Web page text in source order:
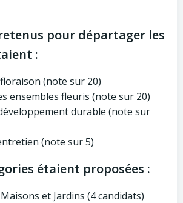
pour départager les
:
(note sur 20)
ensembles fleuris (note sur 20)
durable (note sur
(note sur 5)
étaient proposées :
et Jardins (4 candidats)